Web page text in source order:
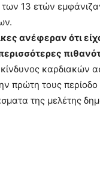
των 13 ετών
ανέφεραν ότι
κίνδυνος καρδιακών
πρώτη τους
της μελέτης